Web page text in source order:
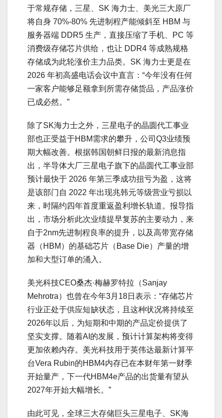
于常规存储，三星、SK 海力士、美光三大原厂
将自身 70%-80% 先进制程产能倾斜至 HBM 与
服务器端 DDR5 生产，直接压缩了手机、PC 等
消费级存储芯片供给，也让 DDR4 等成熟规格
存储成为此轮涨价主力品类。SK 海力士更是在
2026 年初高盛电话会议中直言：“今年没有任何
一家客户能够足额拿到所需存储货品，产品涨价
已成必然。”
除了SK海力士之外，三星电子的晶圆代工事业
部也正受益于HBM需求的攀升，公司Q3业绩预
期大幅改善。根据韩国朝鲜日报的最新消息指
出，半导体大厂三星电子旗下的晶圆代工事业部
预计最快于 2026 年第三季成功扭亏为盈，这将
是该部门自 2022 年出现兆韩元等级营业亏损以
来，时隔约四年首度重返盈利增长轨道。报导指
出，市场分析此次业绩提早复苏的主要动力，来
自于2nm先进制程良率的提升，以及高带宽存储
器（HBM）的基础芯片（Base Die）产量的增
加和大型订单的涌入。
美光科技CEO桑杰·梅赫罗特拉（Sanjay
Mehrotra）也曾在今年3月18日表示：“存储芯片
行业正处于供应短缺状态，且这种状况将持续至
2026年以后，为短期和中期的产品定价提供了
坚实支撑。随着AI的发展，预计计算架构将变得
更加依赖内存。美光科技用于英伟达最新计算平
台Vera Rubin的HBM4内存已在本财年第一财季
开始量产，下一代HBM4e产品的出货量有望从
2027年开始大幅增长。”
由此可见，全球三大存储巨头三星电子、SK海